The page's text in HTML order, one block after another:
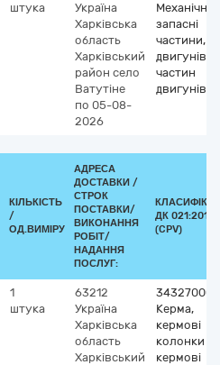
штука
Україна
Харківська
область
Харківський
район село
Ватутіне
по 05-08-
2026
Механічні
запасні
частини,
двигунів і
частин
двигунів
КІЛЬКІСТЬ
/
ОД.ВИМІРУ
АДРЕСА
ДОСТАВКИ /
СТРОК
ПОСТАВКИ/
ВИКОНАННЯ
РОБІТ/
НАДАННЯ
ПОСЛУГ:
ДК 021:2015
(CPV)
1
штука
63212
Україна
Харківська
область
Харківський
Керма,
кермові
колонки та
кермові